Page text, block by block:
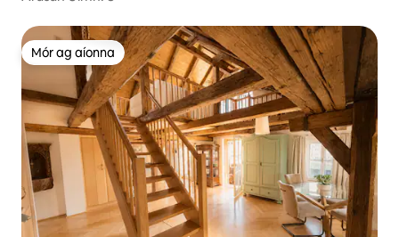
Mór ag aíonna
Mór ag aíonna